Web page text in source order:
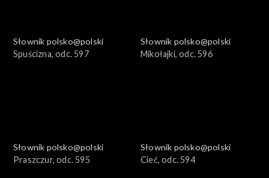
Słownik polsko@polski
Spuścizna, odc. 597
Słownik polsko@polski
Mikołajki, odc. 596
Słownik polsko@polski
Praszczur, odc. 595
Słownik polsko@polski
Cieć, odc. 594